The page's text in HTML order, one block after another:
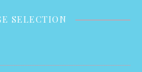
SELECTION